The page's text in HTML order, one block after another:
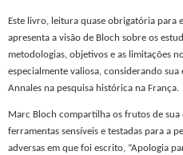
Este livro, leitura quase obrigatória para
apresenta a visão de Bloch sobre os
metodologias, objetivos e as limitações
especialmente valiosa, considerando
Annales na pesquisa histórica na França.
Marc Bloch compartilha os frutos de
ferramentas sensíveis e testadas para a
adversas em que foi escrito, “Apologia